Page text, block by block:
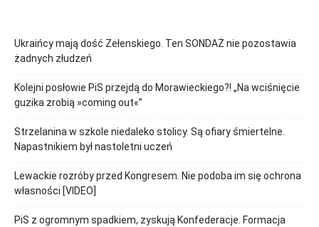
Ukraińcy mają dość Zełenskiego. Ten SONDAŻ nie pozostawia
żadnych złudzeń
Kolejni posłowie PiS przejdą do Morawieckiego?! „Na wciśnięcie
guzika zrobią »coming out«”
Strzelanina w szkole niedaleko stolicy. Są ofiary śmiertelne.
Napastnikiem był nastoletni uczeń
Lewackie rozróby przed Kongresem. Nie podoba im się ochrona
własności [VIDEO]
PiS z ogromnym spadkiem, zyskują Konfederacje. Formacja